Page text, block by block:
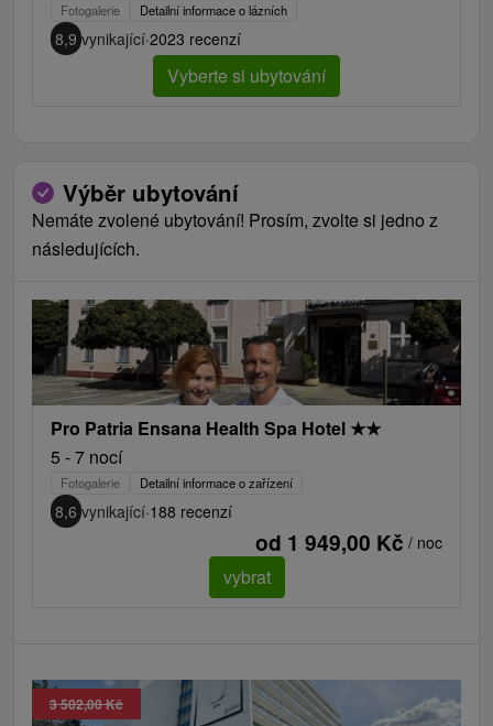
Fotogalerie Detailní informace o lázních
8,9 vynikající·2023 recenzí
Vyberte si ubytování
Výběr ubytování
Nemáte zvolené ubytování! Prosím, zvolte si jedno z
následujících.
Pro Patria Ensana Health Spa Hotel ★★
5 - 7 nocí
Fotogalerie Detailní informace o zařízení
8,6 vynikající·188 recenzí
od 1 949,00 Kč / noc
vybrat
3 502,00 Kč